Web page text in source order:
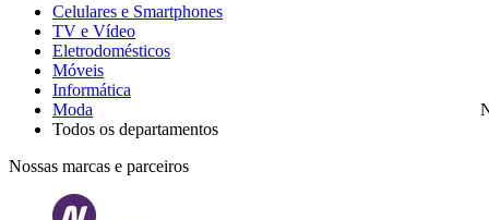
Celulares e Smartphones
TV e Vídeo
Eletrodomésticos
Móveis
Informática
Moda
Todos os departamentos
Nossas marcas e parceiros